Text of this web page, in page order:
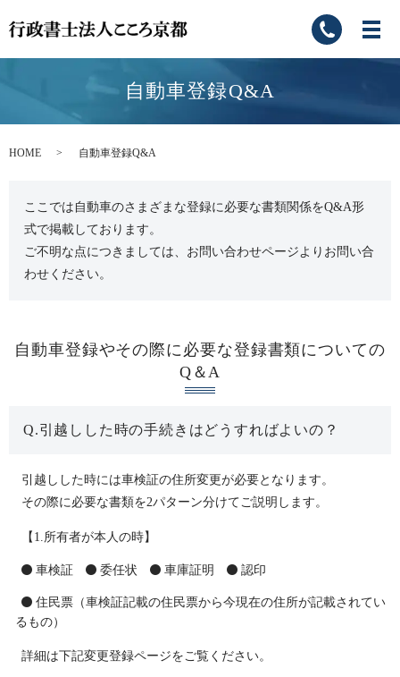
自動車登録Q&A
HOME 自動車登録Q&A
ここでは自動車のさまざまな登録に必要な書類関係をQ&A形
式で掲載しております。
ご不明な点につきましては、お問い合わせページよりお問い合
わせください。
自動車登録やその際に必要な登録書類についての
Q＆A
Q.引越しした時の手続きはどうすればよいの？
引越しした時には車検証の住所変更が必要となります。
その際に必要な書類を2パターン分けてご説明します。
【1.所有者が本人の時】
車検証 委任状 車庫証明 認印
住民票（車検証記載の住民票から今現在の住所が記載されてい
るもの）
詳細は下記変更登録ページをご覧ください。